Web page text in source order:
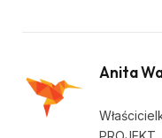
Anita